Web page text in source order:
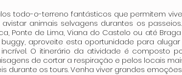
todo-o-terreno fantásticos que permitem
animais selvagens durantes os
Ponte de Lima, Viana do Castelo ou até
aproveite esta oportunidade para
O itinerário da atividade é composto
de cortar a respiração e pelos locais
durante os tours. Venha viver grandes